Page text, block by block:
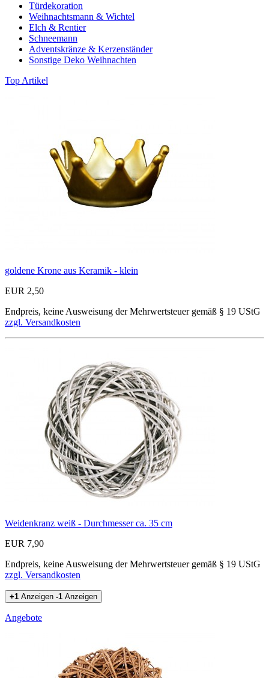
Türdekoration
Weihnachtsmann & Wichtel
Elch & Rentier
Schneemann
Adventskränze & Kerzenständer
Sonstige Deko Weihnachten
Top Artikel
goldene Krone aus Keramik - klein
EUR 2,50
Endpreis, keine Ausweisung der Mehrwertsteuer gemäß § 19 UStG
zzgl. Versandkosten
Weidenkranz weiß - Durchmesser ca. 35 cm
EUR 7,90
Endpreis, keine Ausweisung der Mehrwertsteuer gemäß § 19 UStG
zzgl. Versandkosten
+1 Anzeigen -1 Anzeigen
Angebote